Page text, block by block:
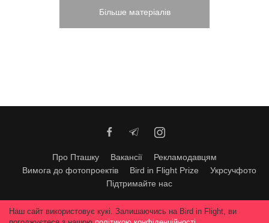
Більше матеріалів
Про Пташку Вакансії
Рекламодавцям
Вимога до фотопроектів
Bird in Flight Prize
Укрсучфото
Підтримайте нас
Будь-яке використання матеріалів допускається тільки за згодою
редакції © 2026, Bird In Flight.
Наш сайт використовує кукі. Залишаючись на Bird in Flight, ви